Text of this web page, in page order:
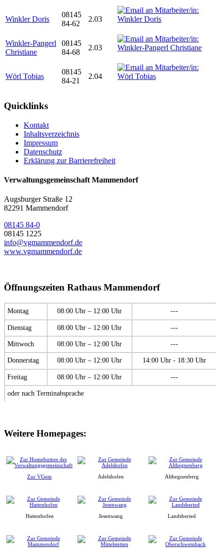
Winkler Doris
08145
84-62
2.03
Winkler-Pangerl
Christiane
08145
84-68
2.03
Wörl Tobias
08145
84-21
2.04
Quicklinks
Kontakt
Inhaltsverzeichnis
Impressum
Datenschutz
Erklärung zur Barrierefreiheit
Verwaltungsgemeinschaft Mammendorf
Augsburger Straße 12
82291 Mammendorf
08145 84-0
08145 1225
info@vgmammendorf.de
www.vgmammendorf.de
Öffnungszeiten Rathaus Mammendorf
Montag 08:00 Uhr – 12:00 Uhr ---
Dienstag 08:00 Uhr – 12:00 Uhr ---
Mittwoch 08:00 Uhr – 12:00 Uhr ---
Donnerstag 08:00 Uhr – 12:00 Uhr 14:00 Uhr - 18:30 Uhr
Freitag 08:00 Uhr – 12:00 Uhr ---
oder nach Terminabsprache
Weitere Homepages:
Zur VGem Adelshofen Althegnenberg
Hattenhofen Jesenwang Landsberied